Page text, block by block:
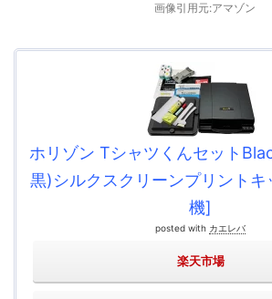
画像引用元:アマゾン
ホリゾン Tシャツくんセット
黒)シルクスクリーンプリント
機]
posted with カエレバ
楽天市場